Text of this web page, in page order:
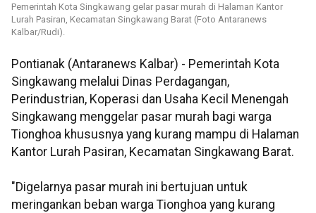
Pemerintah Kota Singkawang gelar pasar murah di Halaman Kantor
Lurah Pasiran, Kecamatan Singkawang Barat (Foto Antaranews
Kalbar/Rudi).
Pontianak (Antaranews Kalbar) - Pemerintah Kota
Singkawang melalui Dinas Perdagangan,
Perindustrian, Koperasi dan Usaha Kecil Menengah
Singkawang menggelar pasar murah bagi warga
Tionghoa khususnya yang kurang mampu di Halaman
Kantor Lurah Pasiran, Kecamatan Singkawang Barat.
"Digelarnya pasar murah ini bertujuan untuk
meringankan beban warga Tionghoa yang kurang